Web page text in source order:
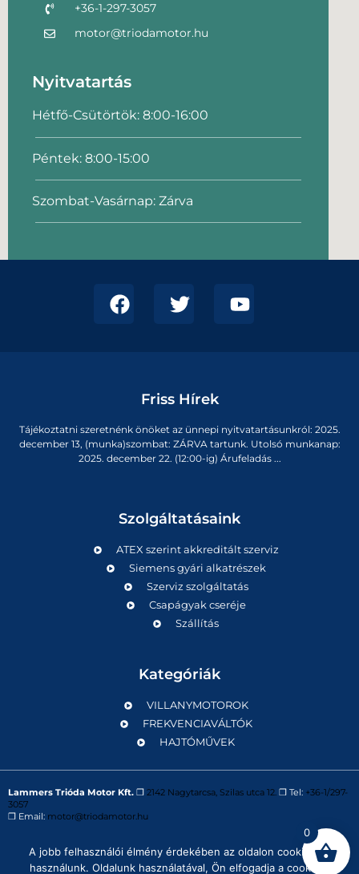
+36-1-297-3057
motor@triodamotor.hu
Nyitvatartás
Hétfő-Csütörtök: 8:00-16:00
Péntek: 8:00-15:00
Szombat-Vasárnap: Zárva
Friss Hírek
Tájékoztatni szeretnénk önöket az ünnepi nyitvatartásunkról: 2025.
december 13, (munka)szombat: ZÁRVA tartunk. Utolsó munkanap:
2025. december 22. (12:00-ig) Árufeladás ...
Szolgáltatásaink
ATEX szerint akkreditált szerviz
Siemens gyári alkatrészek
Szerviz szolgáltatás
Csapágyak cseréje
Szállítás
Kategóriák
VILLANYMOTOROK
FREKVENCIAVÁLTÓK
HAJTÓMŰVEK
Lammers Trióda Motor Kft. ❒ 2142 Nagytarcsa, Szilas utca 12. ❒ Tel: +36-1/297-
3057
❒ Email: motor@triodamotor.hu
Powered byDigit-Now Kft.
0
A jobb felhasználói élmény érdekében az oldalon cookie-kat
használunk. Oldalunk használatával, Ön elfogadja a cookie-k